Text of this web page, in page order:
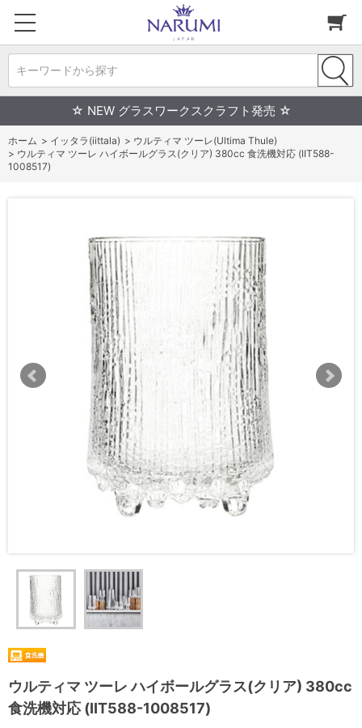
キーワードから探す
☆ NEW グラスワークスクラフト発売 ☆
ホーム > イッタラ(iittala) > ウルティマ ツーレ(Ultima Thule)
> ウルティマ ツーレ ハイボールグラス(クリア) 380cc 食洗機対応 (IIT588-
1008517)
ウルティマ ツーレ ハイボールグラス(クリア) 380cc
食洗機対応 (IIT588-1008517)